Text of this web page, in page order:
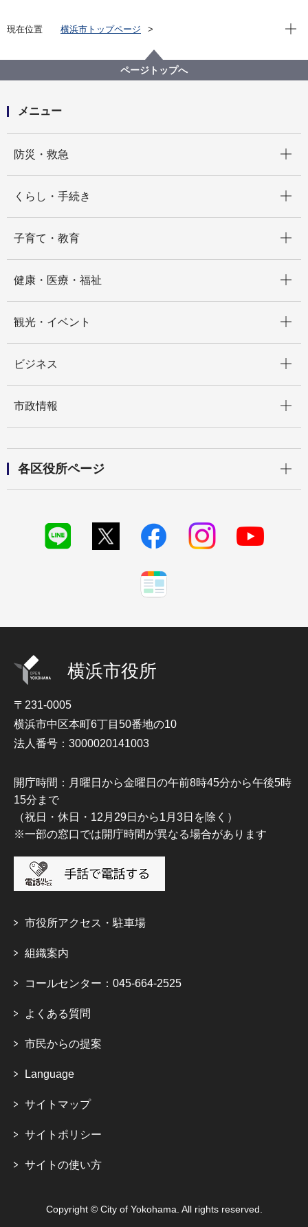
現在位置
横浜市トップページ
人事委員会事務局
採用試験・選考の申込後に試験・選考区分の変更はで
現在
ページトップへ
メニュー
防災・救急
くらし・手続き
子育て・教育
健康・医療・福祉
観光・イベント
ビジネス
市政情報
各区役所ページ
横浜市役所
〒231-0005
横浜市中区本町6丁目50番地の10
法人番号：3000020141003
開庁時間：月曜日から金曜日の午前8時45分から午後5時
15分まで
（祝日・休日・12月29日から1月3日を除く）
※一部の窓口では開庁時間が異なる場合があります
市役所アクセス・駐車場
組織案内
コールセンター：045-664-2525
よくある質問
市民からの提案
Language
サイトマップ
サイトポリシー
サイトの使い方
Copyright © City of Yokohama. All rights reserved.